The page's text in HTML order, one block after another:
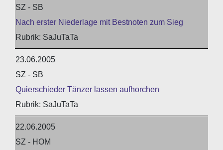
SZ - SB
Nach erster Niederlage mit Bestnoten zum Sieg
SaJuTaTa
23.06.2005
SZ - SB
Quierschieder Tänzer lassen aufhorchen
SaJuTaTa
22.06.2005
SZ - HOM